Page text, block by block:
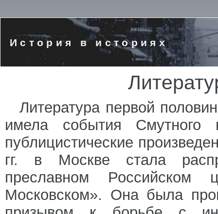
История в историях
Литература первой
имела события
публицистические
гг. в Москве стала
преславном Российском
Московском». Она была